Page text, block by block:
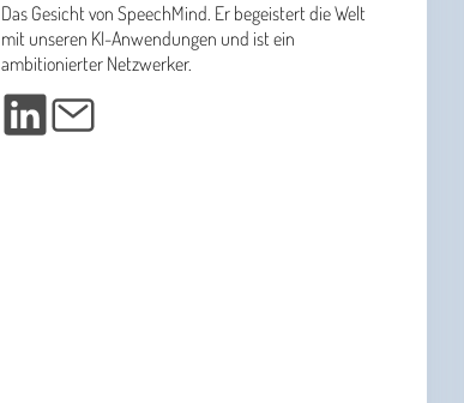
Das Gesicht von SpeechMind. Er begeistert die Welt
mit unseren KI-Anwendungen und ist ein
ambitionierter Netzwerker.